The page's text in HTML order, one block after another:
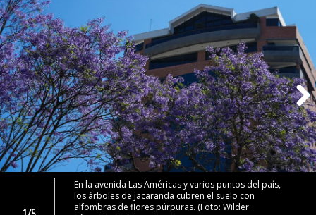
En la avenida Las Américas y varios puntos del país,
los árboles de jacaranda cubren el suelo con
alfombras de flores púrpuras. (Foto: Wilder